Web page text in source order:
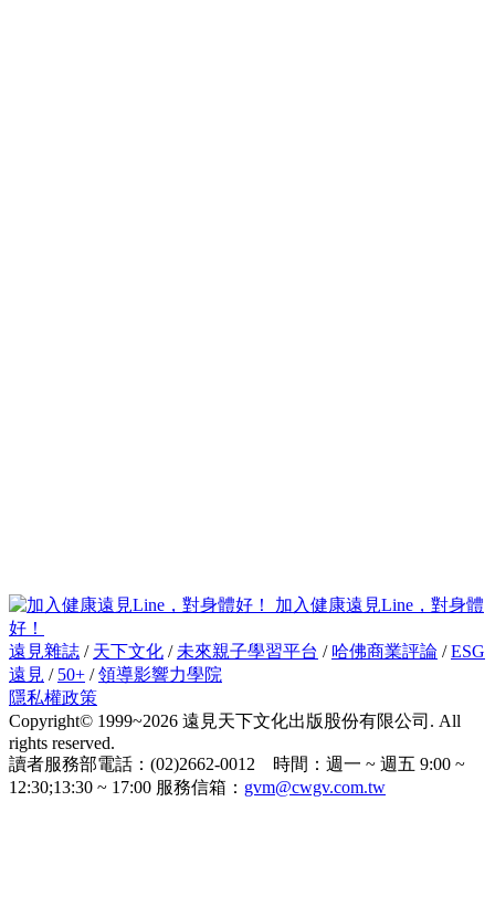
加入健康遠見Line，對身體
好！
遠見雜誌 / 天下文化 / 未來親子學習平台 / 哈佛商業評論 /ESG
遠見 / 50+ /領導影響力學院
隱私權政策
Copyright© 1999~2026 遠見天下文化出版股份有限公司. All
rights reserved.
讀者服務部電話：(02)2662-0012 時間：週一 ~ 週五 9:00 ~
12:30;13:30 ~ 17:00 服務信箱： gvm@cwgv.com.tw